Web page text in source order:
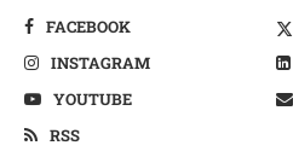
FACEBOOK
INSTAGRAM
YOUTUBE
RSS